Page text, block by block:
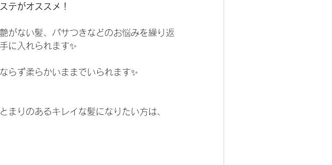
テがオススメ！
がない髪、パサつきなどのお悩みを繰り返
に入れられます✨
らず柔らかいままでいられます✨
まりのあるキレイな髪になりたい方は、